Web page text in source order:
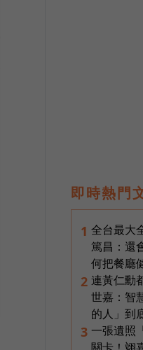
即時熱門
1 全台最大
篤昌：還
何把餐廳
2 連黃仁勳
世嘉：智
的人」到
3 一張遺照